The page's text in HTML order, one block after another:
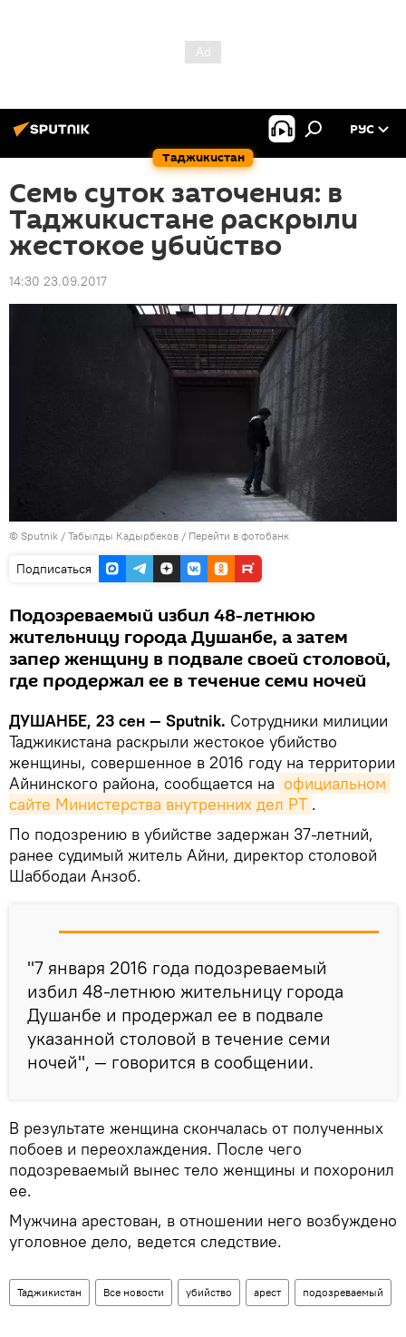
Таджикистан
РУС
Семь суток заточения: в
Таджикистане раскрыли
жестокое убийство
14:30 23.09.2017
© Sputnik / Табылды Кадырбеков / Перейти в фотобанк
Подписаться
Подозреваемый избил 48-летнюю
жительницу города Душанбе, а затем
запер женщину в подвале своей столовой,
где продержал ее в течение семи ночей
ДУШАНБЕ, 23 сен — Sputnik. Сотрудники милиции
Таджикистана раскрыли жестокое убийство
женщины, совершенное в 2016 году на территории
Айнинского района, сообщается на официальном
сайте Министерства внутренних дел РТ .
По подозрению в убийстве задержан 37-летний,
ранее судимый житель Айни, директор столовой
Шаббодаи Анзоб.
"7 января 2016 года подозреваемый
избил 48-летнюю жительницу города
Душанбе и продержал ее в подвале
указанной столовой в течение семи
ночей", — говорится в сообщении.
В результате женщина скончалась от полученных
побоев и переохлаждения. После чего
подозреваемый вынес тело женщины и похоронил
ее.
Мужчина арестован, в отношении него возбуждено
уголовное дело, ведется следствие.
Таджикистан Все новости убийство арест подозреваемый